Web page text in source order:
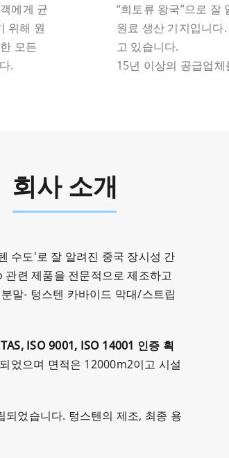
에게 균
위해 원
모든
.
“희토류 왕국”으로 잘
원료 생산 기지입니다
고 있습니다.
15년 이상의 공급업
회사 소개
수도'로 잘 알려진 중국 장시성 간
련 제품을 전문적으로 제조하고
말- 텅스텐 카바이드 막대/스트립
ISO 9001, ISO 14001 인증 획
었으며 면적은 12000m2이고 시설
었습니다. 텅스텐의 제조, 최종 용